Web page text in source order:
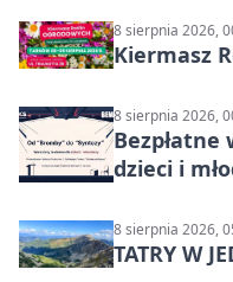
8 sierpnia 2026,
Kiermasz
8 sierpnia 2026,
dzieci i
8 sierpnia 2026,
TATRY W